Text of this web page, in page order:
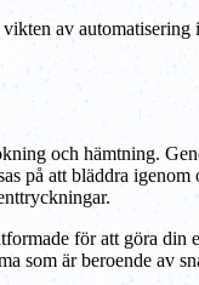
av
och hämtning.
på att bläddra
för att göra
som är beroende av